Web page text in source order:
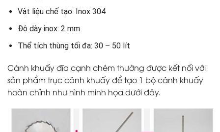
Vật liệu chế tạo: Inox 304
Độ dày inox: 2 mm
Thể tích thùng tối đa: 30 – 50 lít
Cánh khuấy đĩa cạnh chém thường được kết nối với
sản phẩm trục cánh khuấy để tạo 1 bộ cánh khuấy
hoàn chỉnh như hình minh họa dưới đây.